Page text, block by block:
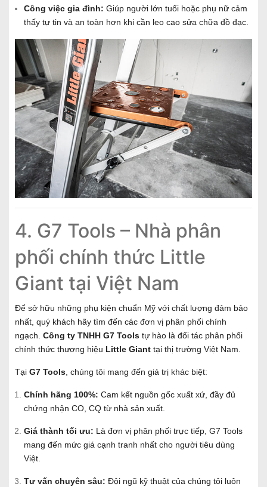
Công việc gia đình: Giúp người lớn tuổi hoặc phụ nữ cảm
thấy tự tin và an toàn hơn khi cần leo cao sửa chữa đồ đạc.
4. G7 Tools – Nhà phân
phối chính thức Little
Giant tại Việt Nam
Để sở hữu những phụ kiện chuẩn Mỹ với chất lượng đảm bảo
nhất, quý khách hãy tìm đến các đơn vị phân phối chính
ngạch. Công ty TNHH G7 Tools tự hào là đối tác phân phối
chính thức thương hiệu Little Giant tại thị trường Việt Nam.
Tại G7 Tools , chúng tôi mang đến giá trị khác biệt:
Chính hãng 100%: Cam kết nguồn gốc xuất xứ, đầy đủ
chứng nhận CO, CQ từ nhà sản xuất.
Giá thành tối ưu: Là đơn vị phân phối trực tiếp, G7 Tools
mang đến mức giá cạnh tranh nhất cho người tiêu dùng
Việt.
Tư vấn chuyên sâu: Đội ngũ kỹ thuật của chúng tôi luôn